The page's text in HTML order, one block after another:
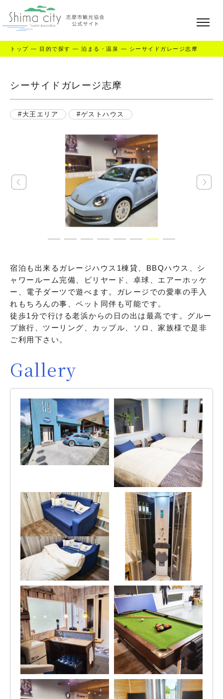
トップ — 目的で探す — 泊まる・温泉 — シーサイドガレージ志摩
シーサイドガレージ志摩
大王エリア ゲストハウス
宿泊も出来るガレージハウス1棟貸、BBQハウス、シ
ャワールーム完備、ビリヤード、卓球、エアーホッケ
ー、電子ダーツで遊べます。ガレージでの愛車の手入
れもちろんの事、ペット同伴も可能です。
徒歩1分で行ける老浜からの日の出は最高です。グルー
プ旅行、ツーリング、カップル、ソロ、家族様で是非
ご利用下さい。
Gallery